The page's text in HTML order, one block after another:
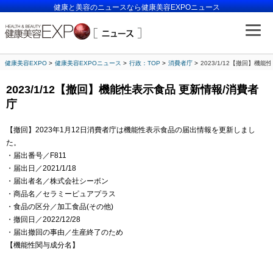
健康と美容のニュースなら健康美容EXPOニュース
健康美容EXPO 健康美容EXPOニュース 行政：TOP 消費者庁 2023/1/12【撤回】機能
2023/1/12【撤回】機能性表示食品 更新情報/消費者
庁
【撤回】2023年1月12日消費者庁は機能性表示食品の届出情報を更新しまし
た。
・届出番号／F811
・届出日／2021/1/18
・届出者名／株式会社シーボン
・商品名／セラミーピュアプラス
・食品の区分／加工食品(その他)
・撤回日／2022/12/28
・届出撤回の事由／生産終了のため
【機能性関与成分名】